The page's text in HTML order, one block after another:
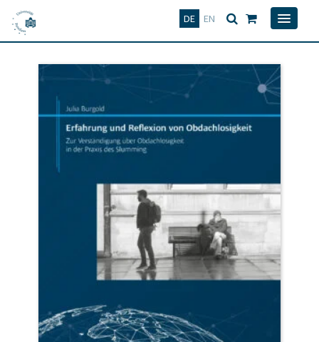
DE EN
Deutsch